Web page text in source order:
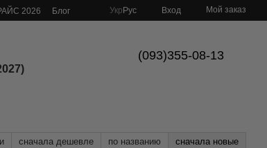
2026
Блог
Укр Рус Вход Мой заказ
(093)355-08-13
сначала дешевле по названию сначала новые